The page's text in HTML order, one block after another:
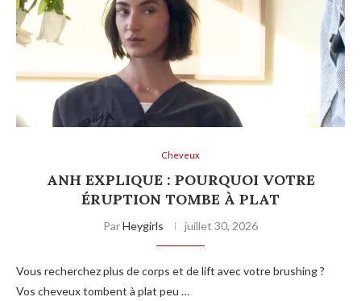
Cheveux
ANH EXPLIQUE : POURQUOI VOTRE
ÉRUPTION TOMBE À PLAT
ParHeygirls juillet 30, 2026
Vous recherchez plus de corps et de lift avec votre brushing ?
Vos cheveux tombent à plat peu …